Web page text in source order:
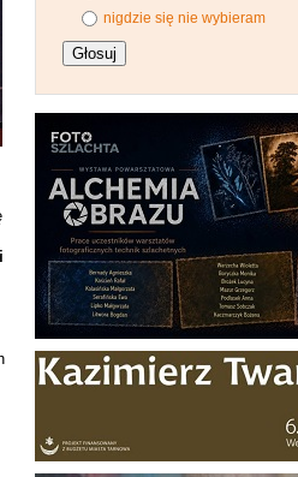
nigdzie się nie wybieram